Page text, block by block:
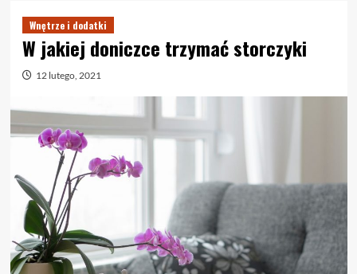
Wnętrze i dodatki
W jakiej doniczce trzymać storczyki
12 lutego, 2021